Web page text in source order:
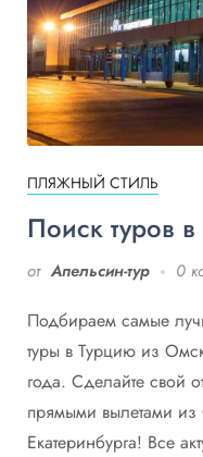
ПЛЯЖНЫЙ СТИЛЬ
Поиск туров
от Апельсин-тур 0
Подбираем самые
туры в Турцию из
года. Сделайте свой
прямыми вылетами
Екатеринбурга! Все